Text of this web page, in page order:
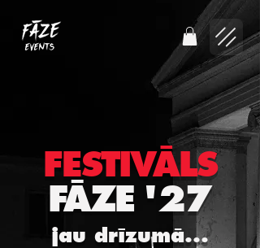
FESTIVĀLS
FĀZE '27
jau drīzumā...